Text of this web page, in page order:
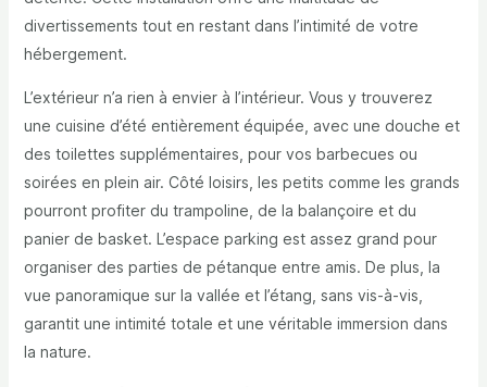
divertissements tout en restant dans l’intimité de votre
hébergement.
L’extérieur n’a rien à envier à l’intérieur. Vous y trouverez
une cuisine d’été entièrement équipée, avec une douche et
des toilettes supplémentaires, pour vos barbecues ou
soirées en plein air. Côté loisirs, les petits comme les grands
pourront profiter du trampoline, de la balançoire et du
panier de basket. L’espace parking est assez grand pour
organiser des parties de pétanque entre amis. De plus, la
vue panoramique sur la vallée et l’étang, sans vis-à-vis,
garantit une intimité totale et une véritable immersion dans
la nature.